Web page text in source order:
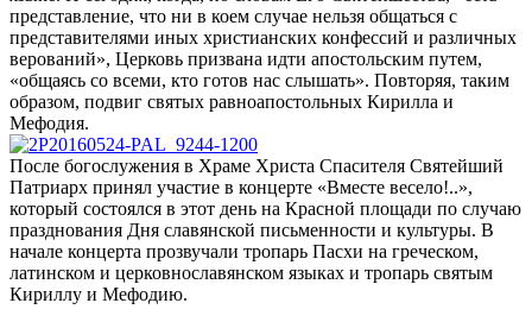
представление, что ни в коем случае нельзя общаться с
представителями иных христианских конфессий и различных
верований», Церковь призвана идти апостольским путем,
«общаясь со всеми, кто готов нас слышать». Повторяя, таким
образом, подвиг святых равноапостольных Кирилла и
Мефодия.
После богослужения в Храме Христа Спасителя Святейший
Патриарх принял участие в концерте «Вместе весело!..»,
который состоялся в этот день на Красной площади по случаю
празднования Дня славянской письменности и культуры. В
начале концерта прозвучали тропарь Пасхи на греческом,
латинском и церковнославянском языках и тропарь святым
Кириллу и Мефодию.